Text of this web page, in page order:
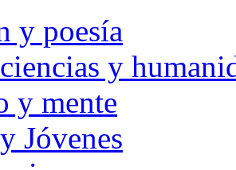
y poesía
y
y mente
Jóvenes